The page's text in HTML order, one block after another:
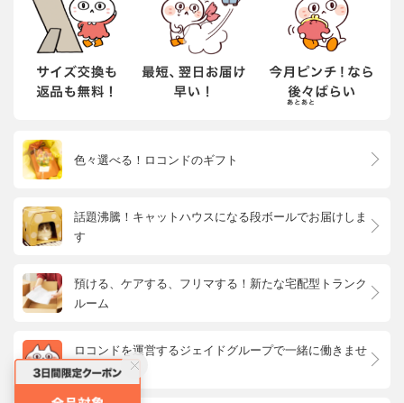
色々選べる！ロコンドのギフト
話題沸騰！キャットハウスになる段ボールでお届けしま
す
預ける、ケアする、フリマする！新たな宅配型トランク
ルーム
ロコンドを運営するジェイドグループで一緒に働きませ
んか？